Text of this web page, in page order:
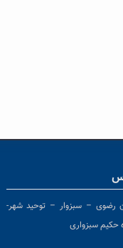
رضوی – سبزوار – توحید شهر-
حکیم سبزواری